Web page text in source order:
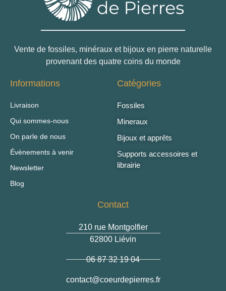
Vente de fossiles, minéraux et bijoux en pierre naturelle
provenant des quatre coins du monde
Informations
Livraison
Qui sommes-nous
On parle de nous
Évènements à venir
Newsletter
Blog
Catégories
Fossiles
Mineraux
Bijoux et apprêts
Supports accessoires et
librairie
Contact
210 rue Montgolfier
62800 Liévin
06 87 32 19 04
rf.serreipedrueoc
@tcatnoc